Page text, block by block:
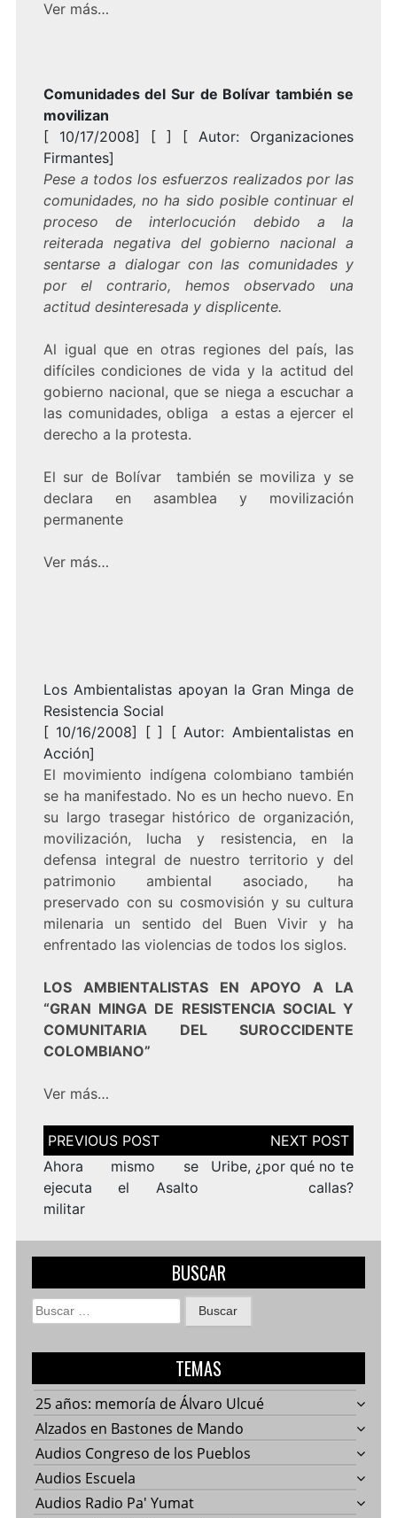
Ver más…
Comunidades del Sur de Bolívar también se
movilizan
[ 10/17/2008] [ ] [ Autor: Organizaciones
Firmantes]
Pese a todos los esfuerzos realizados por las
comunidades, no ha sido posible continuar el
proceso de interlocución debido a la
reiterada negativa del gobierno nacional a
sentarse a dialogar con las comunidades y
por el contrario, hemos observado una
actitud desinteresada y displicente.
Al igual que en otras regiones del país, las
difíciles condiciones de vida y la actitud del
gobierno nacional, que se niega a escuchar a
las comunidades, obliga a estas a ejercer el
derecho a la protesta.
El sur de Bolívar también se moviliza y se
declara en asamblea y movilización
permanente
Ver más…
Los Ambientalistas apoyan la Gran Minga de
Resistencia Social
[ 10/16/2008] [ ] [ Autor: Ambientalistas en
Acción]
El movimiento indígena colombiano también
se ha manifestado. No es un hecho nuevo. En
su largo trasegar histórico de organización,
movilización, lucha y resistencia, en la
defensa integral de nuestro territorio y del
patrimonio ambiental asociado, ha
preservado con su cosmovisión y su cultura
milenaria un sentido del Buen Vivir y ha
enfrentado las violencias de todos los siglos.
LOS AMBIENTALISTAS EN APOYO A LA
“GRAN MINGA DE RESISTENCIA SOCIAL Y
COMUNITARIA DEL SUROCCIDENTE
COLOMBIANO”
Ver más…
Navegación
de
entradas
Ahora mismo se
ejecuta el Asalto
militar
Uribe, ¿por qué no te
callas?
BUSCAR
Buscar:
TEMAS
25 años: memoría de Álvaro Ulcué
Alzados en Bastones de Mando
Audios Congreso de los Pueblos
Audios Escuela
Audios Radio Pa' Yumat